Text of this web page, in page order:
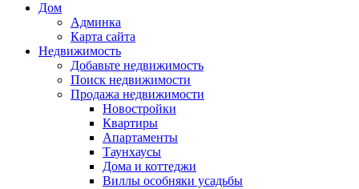
Дом
Админка
Карта сайта
Недвижимость
Добавьте недвижимость
Поиск недвижимости
Продажа недвижимости
Новостройки
Квартиры
Апартаменты
Таунхаусы
Дома и коттеджи
Виллы особняки усадьбы